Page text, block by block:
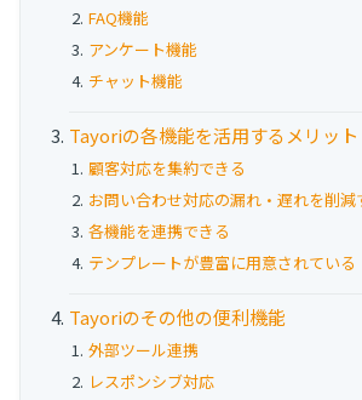
FAQ機能
アンケート機能
チャット機能
Tayoriの各機能を活用するメリット
顧客対応を集約できる
お問い合わせ対応の漏れ・遅れを削減
各機能を連携できる
テンプレートが豊富に用意されている
Tayoriのその他の便利機能
外部ツール連携
レスポンシブ対応